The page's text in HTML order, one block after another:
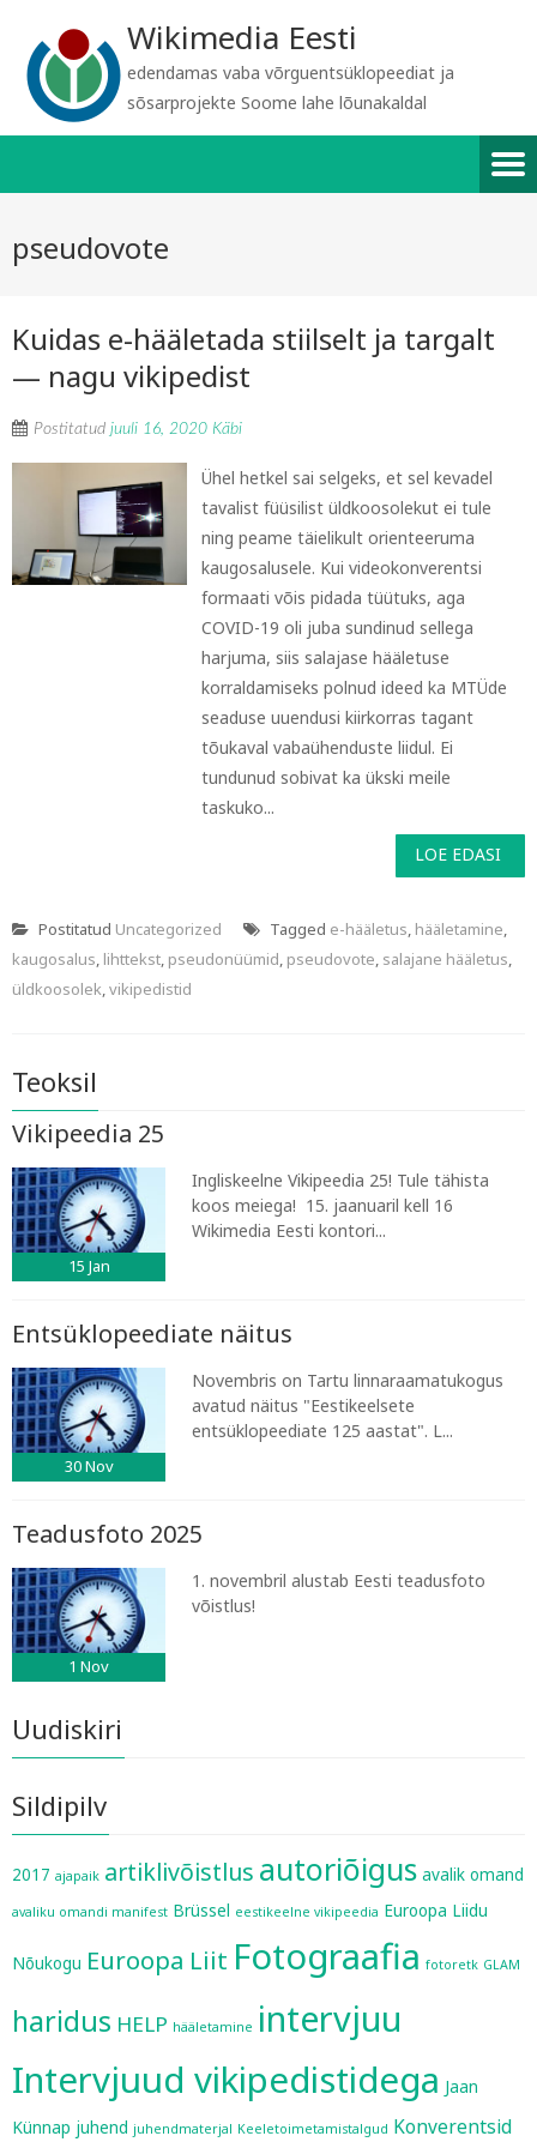
Wikimedia Eesti
edendamas vaba võrguentsüklopeediat ja
sõsarprojekte Soome lahe lõunakaldal
pseudovote
Kuidas e-hääletada stiilselt ja targalt
— nagu vikipedist
Postitatud juuli 16, 2020 Käbi
Ühel hetkel sai selgeks, et sel kevadel
tavalist füüsilist üldkoosolekut ei tule
ning peame täielikult orienteeruma
kaugosalusele. Kui videokonverentsi
formaati võis pidada tüütuks, aga
COVID-19 oli juba sundinud sellega
harjuma, siis salajase hääletuse
korraldamiseks polnud ideed ka MTÜde
seaduse uuendusi kiirkorras tagant
tõukaval vabaühenduste liidul. Ei
tundunud sobivat ka ükski meile
taskuko...
LOE EDASI
Postitatud Uncategorized Tagged e-hääletus, hääletamine,
kaugosalus, lihttekst, pseudonüümid, pseudovote, salajane hääletus,
üldkoosolek,vikipedistid
Teoksil
Vikipeedia 25
15 Jan
Ingliskeelne Vikipeedia 25! Tule tähista
koos meiega! 15. jaanuaril kell 16
Wikimedia Eesti kontori...
Entsüklopeediate näitus
30Nov
Novembris on Tartu linnaraamatukogus
avatud näitus "Eestikeelsete
entsüklopeediate 125 aastat". L...
Teadusfoto 2025
1 Nov
1. novembril alustab Eesti teadusfoto
võistlus!
Uudiskiri
Sildipilv
2017 ajapaik artiklivõistlus autoriõigus avalik omand
avaliku omandi manifest Brüssel eestikeelne vikipeedia Euroopa Liidu
Nõukogu Euroopa Liit Fotograafia fotoretk GLAM
haridus HELP hääletamine intervjuu
Intervjuud vikipedistidega Jaan
Künnap juhend juhendmaterjal Keeletoimetamistalgud Konverentsid